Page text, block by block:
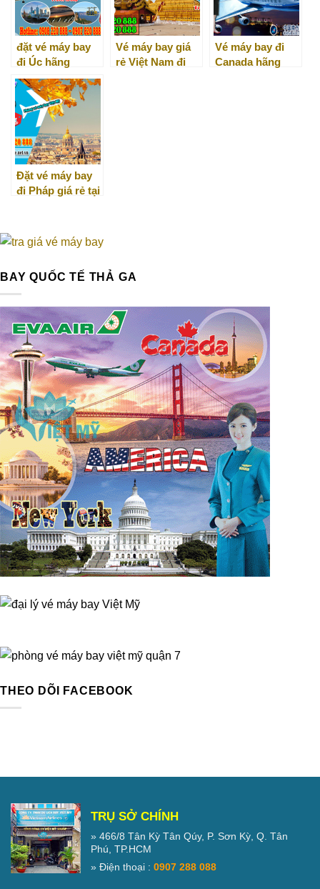
đặt vé máy bay
đi Úc hãng
Vietnam Airlines
ở đâu?
Vé máy bay giá
rẻ Việt Nam đi
Vé máy bay đi
Canada hãng
Đặt vé máy bay
đi Pháp giá rẻ tại
BAY QUỐC TẾ THẢ GA
THEO DÕI FACEBOOK
TRỤ SỞ CHÍNH
» 466/8 Tân Kỳ Tân Qúy, P. Sơn Kỳ, Q. Tân
Phú, TP.HCM
» Điện thoại :0907 288 088